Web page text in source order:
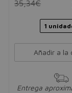
35,34€
1
Añadir a la
Entrega